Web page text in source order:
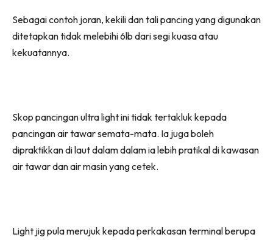
Sebagai contoh joran, kekili dan tali pancing yang digunakan
ditetapkan tidak melebihi 6lb dari segi kuasa atau
kekuatannya.
Skop pancingan ultra light ini tidak tertakluk kepada
pancingan air tawar semata-mata. Ia juga boleh
dipraktikkan di laut dalam dalam ia lebih pratikal di kawasan
air tawar dan air masin yang cetek.
Light jig pula merujuk kepada perkakasan terminal berupa